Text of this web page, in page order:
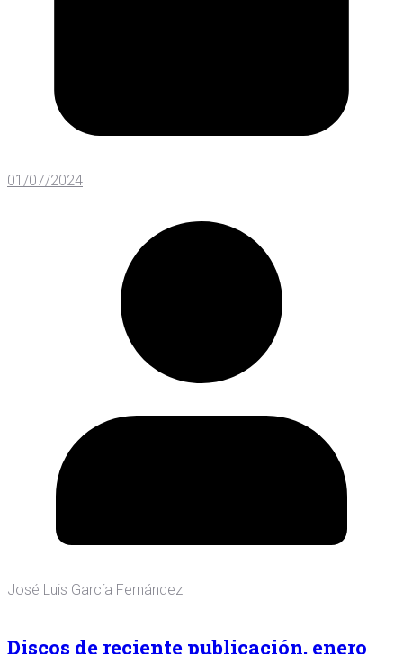
01/07/2024
José Luis García Fernández
Discos de reciente publicación, enero